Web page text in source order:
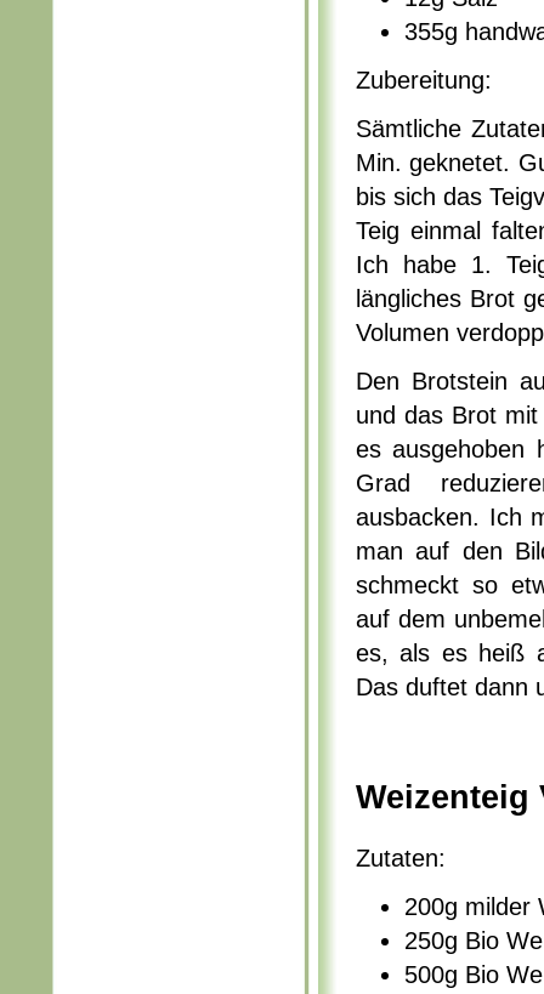
355g
Zubereitung:
Sämtliche
Min. geknetet.
bis sich das
Teig einmal
Ich habe 1.
längliches Brot
Volumen
Den Brotstein
und das Brot
es ausgehoben
Grad
ausbacken. Ich
man auf den
schmeckt so
auf dem
es, als es heiß
Das duftet dann
Weizenteig
Zutaten:
200g milder
250g Bio
500g Bio